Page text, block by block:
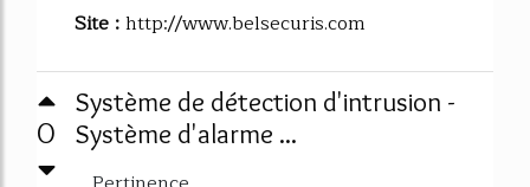
Site :http://www.belsecuris.com
0
Système de détection d'intrusion -
Système d'alarme ...